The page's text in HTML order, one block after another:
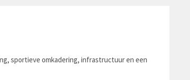
sportieve omkadering, infrastructuur en een